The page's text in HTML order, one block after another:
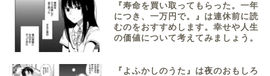
『寿命を買い取ってもらった。一年
につき、一万円で。』は連休前に読
むのをおすすめします。幸せや人生
の価値について考えてみましょう。
『よふかしのうた』は夜のおもしろ